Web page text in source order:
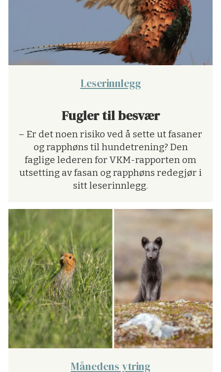
Leserinnlegg
Fugler til besvær
– Er det noen risiko ved å sette ut fasaner
og rapphøns til hundetrening? Den
faglige lederen for VKM-rapporten om
utsetting av fasan og rapphøns redegjør i
sitt leserinnlegg.
Månedens ytring